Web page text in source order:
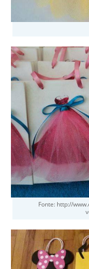
Fonte: http://